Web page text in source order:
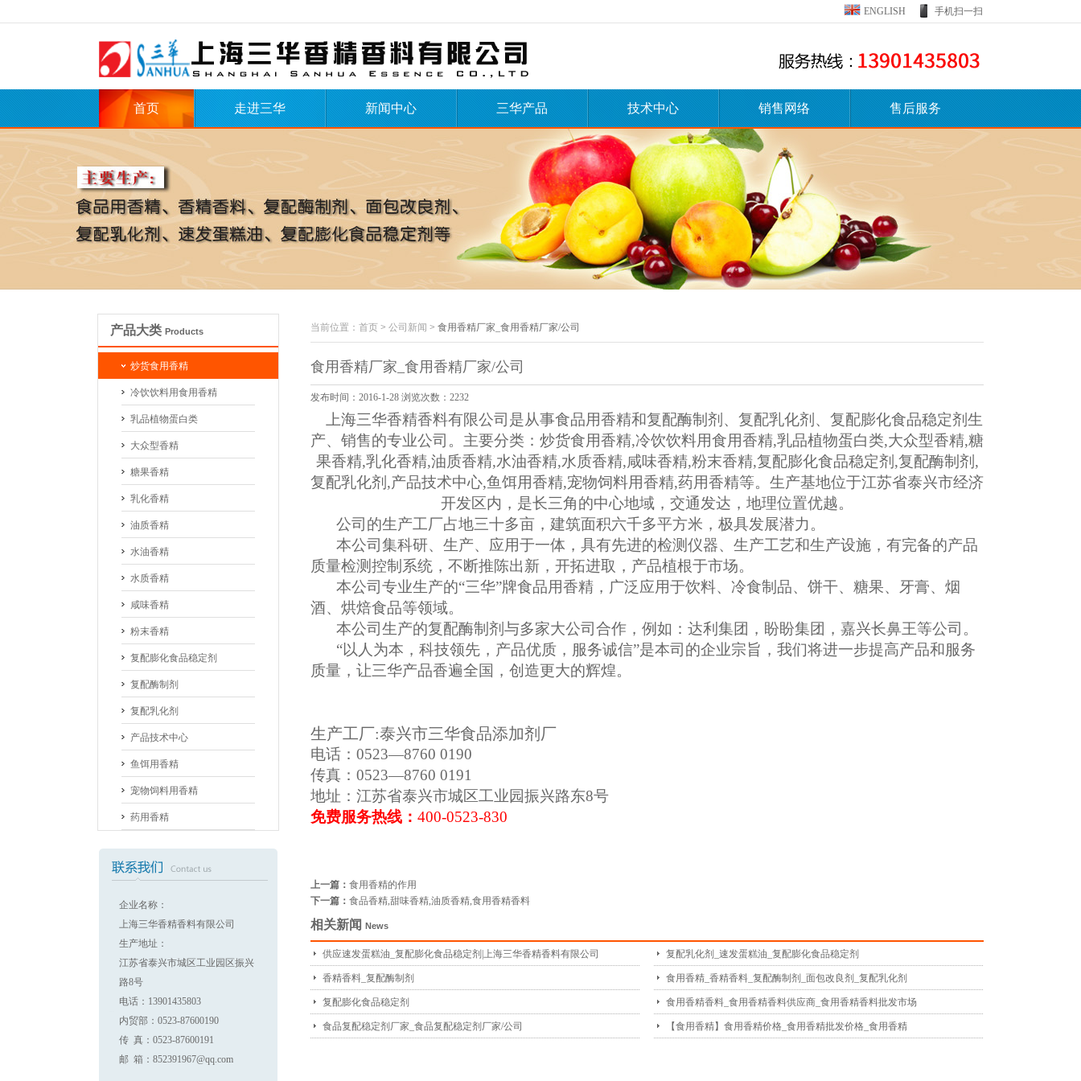
ENGLISH 手机扫一扫
首页 走进三华 新闻中心 三华产品 技术中心 销售网络 售后服务
产品大类 Products
炒货食用香精
冷饮饮料用食用香精
乳品植物蛋白类
大众型香精
糖果香精
乳化香精
油质香精
水油香精
水质香精
咸味香精
粉末香精
复配膨化食品稳定剂
复配酶制剂
复配乳化剂
产品技术中心
鱼饵用香精
宠物饲料用香精
药用香精
企业名称：
上海三华香精香料有限公司
生产地址：
江苏省泰兴市城区工业园区振兴
路8号
电话：13901435803
内贸部：0523-87600190
传 真：0523-87600191
邮 箱：852391967@qq.com
当前位置： 首页 > 公司新闻 > 食用香精厂家_食用香精厂家/公司
食用香精厂家_食用香精厂家/公司
发布时间：2016-1-28 浏览次数：2232
上海三华香精香料有限公司是从事食品用香精和复配酶制剂、复配乳化剂、复配膨化食品稳定剂生
产、销售的专业公司。主要分类： 炒货食用香精,冷饮饮料用食用香精,乳品植物蛋白类,大众型香精,糖
果香精,乳化香精,油质香精,水油香精,水质香精,咸味香精,粉末香精,复配膨化食品稳定剂,复配酶制剂,
复配乳化剂,产品技术中心,鱼饵用香精,宠物饲料用香精,药用香精等。 生产基地位于江苏省泰兴市经济
开发区内，是长三角的中心地域，交通发达，地理位置优越。
公司的生产工厂占地三十多亩，建筑面积六千多平方米，极具发展潜力。
本公司集科研、生产、应用于一体，具有先进的检测仪器、生产工艺和生产设施，有完备的产品
质量检测控制系统，不断推陈出新，开拓进取，产品植根于市场。
本公司专业生产的“三华”牌食品用香精，广泛应用于饮料、冷食制品、饼干、糖果、牙膏、烟
酒、烘焙食品等领域。
本公司生产的复配酶制剂与多家大公司合作，例如：达利集团，盼盼集团，嘉兴长鼻王等公司。
“以人为本，科技领先，产品优质，服务诚信”是本司的企业宗旨，我们将进一步提高产品和服务
质量，让三华产品香遍全国，创造更大的辉煌。
生产工厂:泰兴市三华食品添加剂厂
电话：0523—8760 0190
传真：0523—8760 0191
地址：江苏省泰兴市城区工业园振兴路东8号
免费服务热线： 400-0523-830
上一篇： 食用香精的作用
下一篇： 食品香精,甜味香精,油质香精,食用香精香料
相关新闻 News
供应速发蛋糕油_复配膨化食品稳定剂|上海三华香精香料有限公司 复配乳化剂_速发蛋糕油_复配膨化食品稳定剂
香精香料_复配酶制剂 食用香精_香精香料_复配酶制剂_面包改良剂_复配乳化剂
复配膨化食品稳定剂 食用香精香料_食用香精香料供应商_食用香精香料批发市场
食品复配稳定剂厂家_食品复配稳定剂厂家/公司 【食用香精】食用香精价格_食用香精批发价格_食用香精